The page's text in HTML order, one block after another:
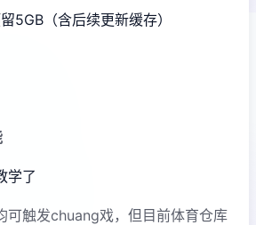
5GB（含后续更新缓存）
学了
可触发chuang戏，但目前体育仓库